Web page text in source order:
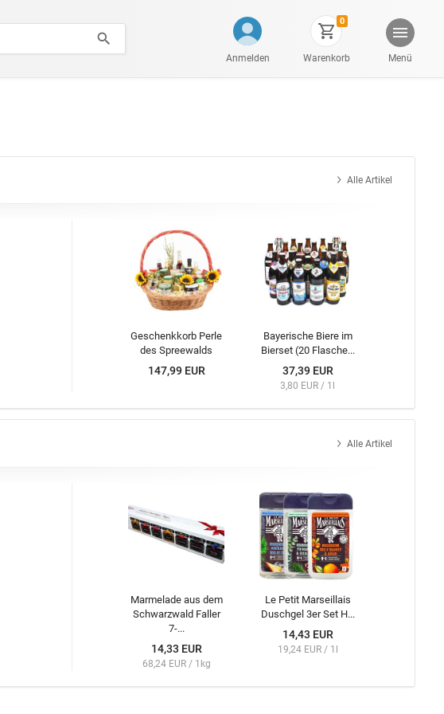
Anmelden
0
Warenkorb Menü
Alle Artikel
Geschenkkorb Perle
des Spreewalds
147,99 EUR
Bayerische Biere im
Bierset (20 Flasche...
37,39 EUR
3,80 EUR / 1l
Alle Artikel
Marmelade aus dem
Schwarzwald Faller
7-...
14,33 EUR
68,24 EUR / 1kg
Le Petit Marseillais
Duschgel 3er Set H...
14,43 EUR
19,24 EUR / 1l